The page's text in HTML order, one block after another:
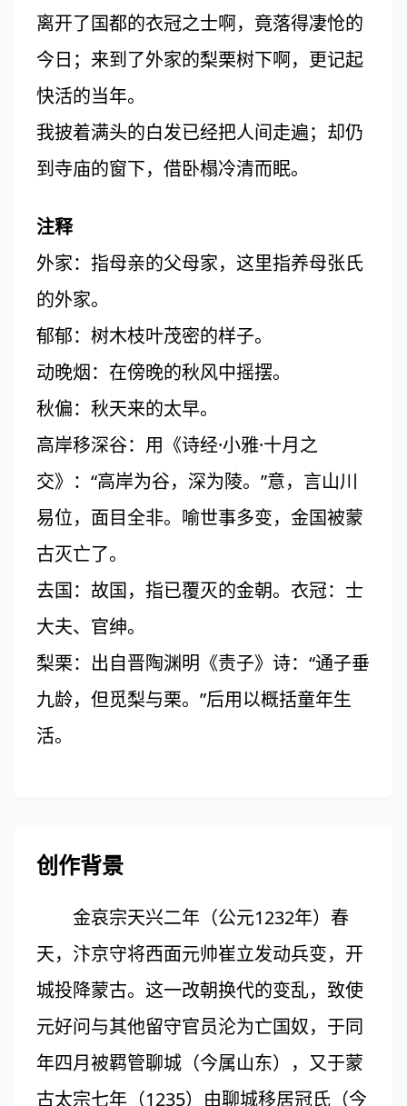
离开了国都的衣冠之士啊，竟落得凄怆的
今日；来到了外家的梨栗树下啊，更记起
快活的当年。
我披着满头的白发已经把人间走遍；却仍
到寺庙的窗下，借卧榻冷清而眠。
注释
外家：指母亲的父母家，这里指养母张氏
的外家。
郁郁：树木枝叶茂密的样子。
动晚烟：在傍晚的秋风中摇摆。
秋偏：秋天来的太早。
高岸移深谷：用《诗经·小雅·十月之
交》：“高岸为谷，深为陵。”意，言山川
易位，面目全非。喻世事多变，金国被蒙
古灭亡了。
去国：故国，指已覆灭的金朝。衣冠：士
大夫、官绅。
梨栗：出自晋陶渊明《责子》诗：“通子垂
九龄，但觅梨与栗。”后用以概括童年生
活。
创作背景
金哀宗天兴二年（公元1232年）春
天，汴京守将西面元帅崔立发动兵变，开
城投降蒙古。这一改朝换代的变乱，致使
元好问与其他留守官员沦为亡国奴，于同
年四月被羁管聊城（今属山东），又于蒙
古太宗七年（1235）由聊城移居冠氏（今